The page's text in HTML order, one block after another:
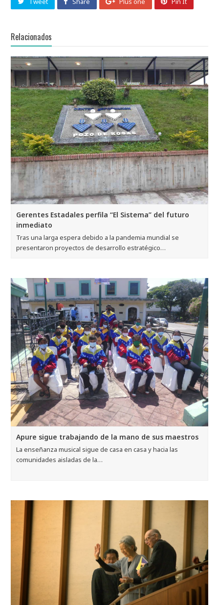
Relacionados
Gerentes Estadales perfila “El Sistema” del futuro
inmediato
Tras una larga espera debido a la pandemia mundial se
presentaron proyectos de desarrollo estratégico…
Apure sigue trabajando de la mano de sus maestros
La enseñanza musical sigue de casa en casa y hacia las
comunidades aisladas de la…